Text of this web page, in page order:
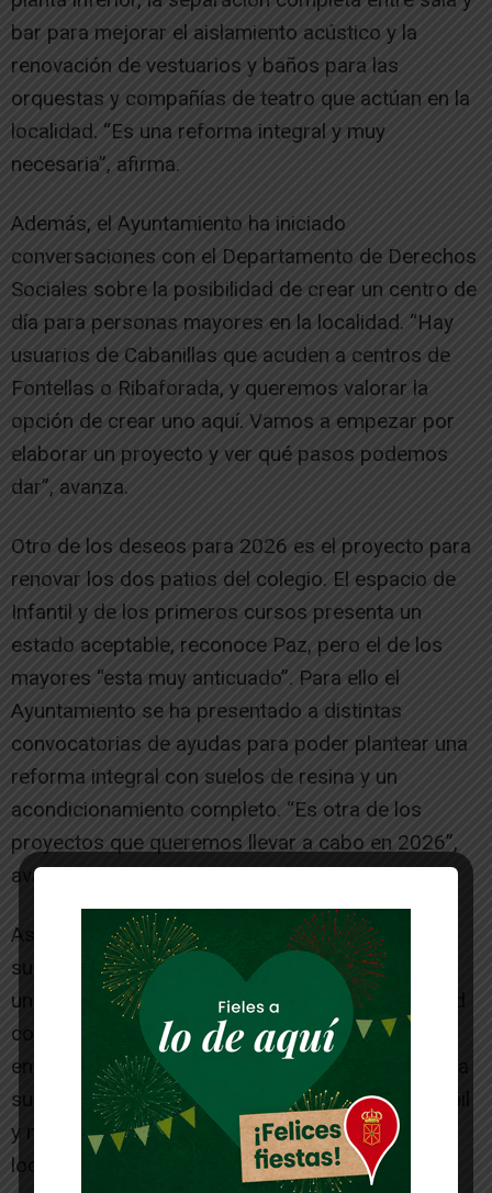
bar para mejorar el aislamiento acústico y la
renovación de vestuarios y baños para las
orquestas y compañías de teatro que actúan en la
localidad. “Es una reforma integral y muy
necesaria”, afirma.
Además, el Ayuntamiento ha iniciado
conversaciones con el Departamento de Derechos
Sociales sobre la posibilidad de crear un centro de
día para personas mayores en la localidad. “Hay
usuarios de Cabanillas que acuden a centros de
Fontellas o Ribaforada, y queremos valorar la
opción de crear uno aquí. Vamos a empezar por
elaborar un proyecto y ver qué pasos podemos
dar”, avanza.
Otro de los deseos para 2026 es el proyecto para
renovar los dos patios del colegio. El espacio de
Infantil y de los primeros cursos presenta un
estado aceptable, reconoce Paz, pero el de los
mayores “esta muy anticuado”. Para ello el
Ayuntamiento se ha presentado a distintas
convocatorias de ayudas para poder plantear una
reforma integral con suelos de resina y un
acondicionamiento completo. “Es otra de los
proyectos que queremos llevar a cabo en 2026”,
avanza la alcaldesa.
Asimismo, el municipio ha conseguido una
subvención de más de 400.000 euros para crear
un nueva rutas ciclable que conectará la localidad
con el polígono de Fustiñana, y espera que las
enmiendas planteadas al Presupuesto de Navarra
sumen apoyos para equipar el nuevo Club Juvenil
y mejorar uno de los parques infantiles de la
localidad.